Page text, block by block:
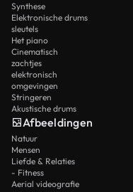
Synthese
Elektronische drums
sleutels
Het piano
Cinematisch
zachtjes
elektronisch
omgevingen
Stringeren
Akustische drums
Afbeeldingen
Natuur
Mensen
Liefde & Relaties
- Fitness
Aerial videografie